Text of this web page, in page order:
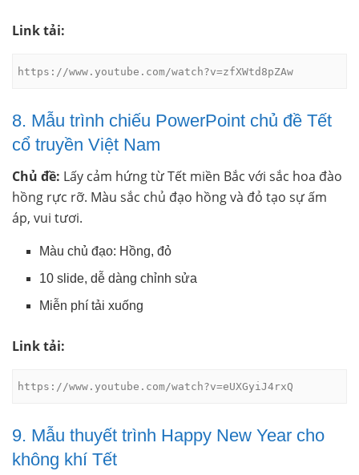
Link tải:
https://www.youtube.com/watch?v=zfXWtd8pZAw
8. Mẫu trình chiếu PowerPoint chủ đề Tết
cổ truyền Việt Nam
Chủ đề: Lấy cảm hứng từ Tết miền Bắc với sắc hoa đào
hồng rực rỡ. Màu sắc chủ đạo hồng và đỏ tạo sự ấm
áp, vui tươi.
Màu chủ đạo: Hồng, đỏ
10 slide, dễ dàng chỉnh sửa
Miễn phí tải xuống
Link tải:
https://www.youtube.com/watch?v=eUXGyiJ4rxQ
9. Mẫu thuyết trình Happy New Year cho
không khí Tết